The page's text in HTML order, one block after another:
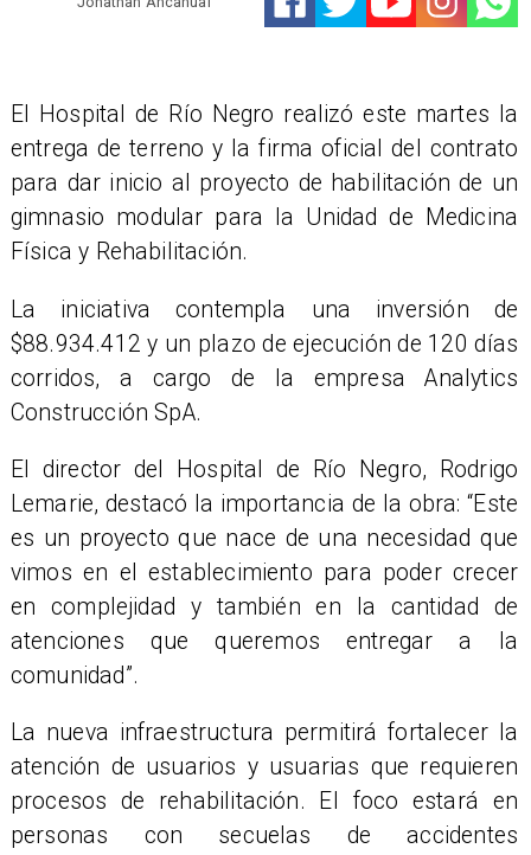
El Hospital de Río Negro realizó este martes la
entrega de terreno y la firma oficial del contrato
para dar inicio al proyecto de habilitación de un
gimnasio modular para la Unidad de Medicina
Física y Rehabilitación.
La iniciativa contempla una inversión de
$88.934.412 y un plazo de ejecución de 120 días
corridos, a cargo de la empresa Analytics
Construcción SpA.
El director del Hospital de Río Negro, Rodrigo
Lemarie, destacó la importancia de la obra: “Este
es un proyecto que nace de una necesidad que
vimos en el establecimiento para poder crecer
en complejidad y también en la cantidad de
atenciones que queremos entregar a la
comunidad”.
La nueva infraestructura permitirá fortalecer la
atención de usuarios y usuarias que requieren
procesos de rehabilitación. El foco estará en
personas con secuelas de accidentes